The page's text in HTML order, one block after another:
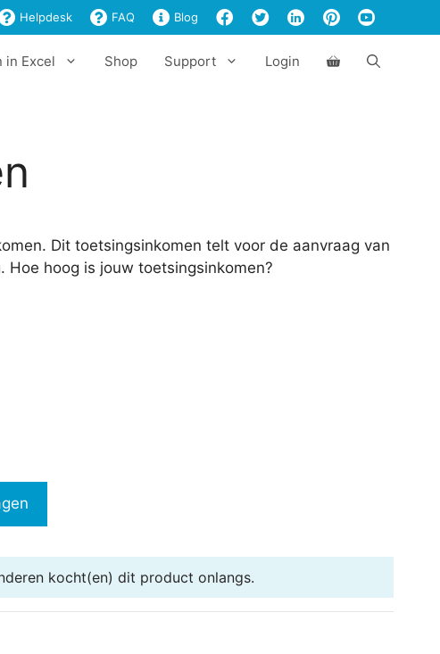
Helpdesk FAQ Blog
in Excel Shop Support Login
Dit toetsingsinkomen telt voor de aanvraag van
hoog is jouw toetsingsinkomen?
kocht(en) dit product onlangs.